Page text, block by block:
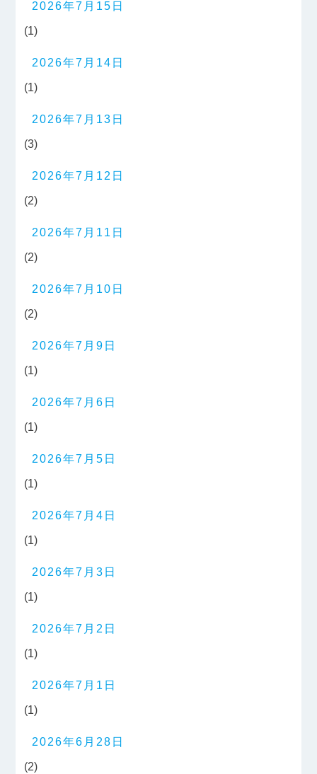
2026年7月15日
(1)
2026年7月14日
(1)
2026年7月13日
(3)
2026年7月12日
(2)
2026年7月11日
(2)
2026年7月10日
(2)
2026年7月9日
(1)
2026年7月6日
(1)
2026年7月5日
(1)
2026年7月4日
(1)
2026年7月3日
(1)
2026年7月2日
(1)
2026年7月1日
(1)
2026年6月28日
(2)